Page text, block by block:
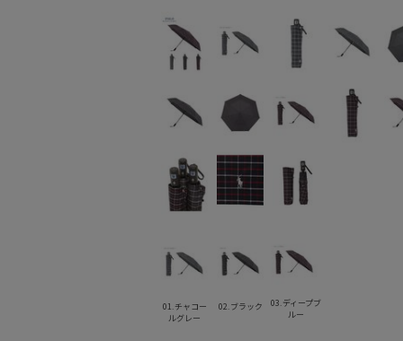
01.チャコー
ルグレー
02.ブラック
03.ディープブ
ルー